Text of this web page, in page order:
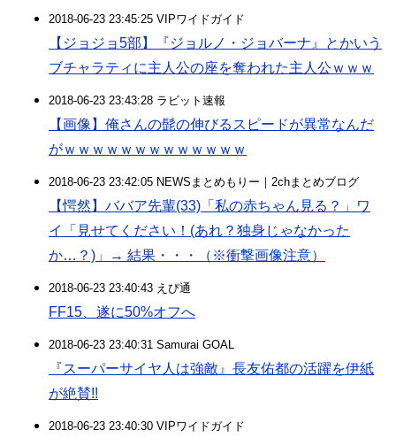
2018-06-23 23:45:25 VIPワイドガイド
【ジョジョ5部】『ジョルノ・ジョバーナ』とかいう
ブチャラティに主人公の座を奪われた主人公ｗｗｗ
2018-06-23 23:43:28 ラビット速報
【画像】俺さんの髭の伸びるスピードが異常なんだ
がｗｗｗｗｗｗｗｗｗｗｗｗｗ
2018-06-23 23:42:05 NEWSまとめもりー｜2chまとめブログ
【愕然】ババア先輩(33)「私の赤ちゃん見る？」ワ
イ「見せてください！(あれ？独身じゃなかった
か…？)」→ 結果・・・（※衝撃画像注意）
2018-06-23 23:40:43 えび通
FF15、遂に50%オフへ
2018-06-23 23:40:31 Samurai GOAL
『スーパーサイヤ人は強敵』長友佑都の活躍を伊紙
が絶賛!!
2018-06-23 23:40:30 VIPワイドガイド